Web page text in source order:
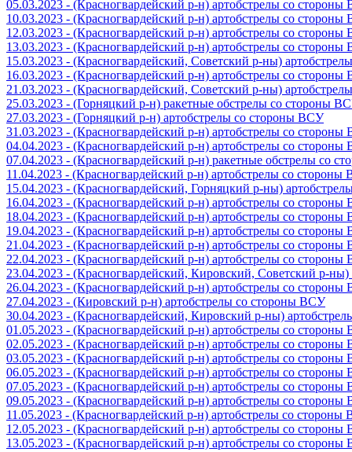
05.03.2023 - (Красногвардейский р-н) артобстрелы со
10.03.2023 - (Красногвардейский р-н) артобстрелы со
12.03.2023 - (Красногвардейский р-н) артобстрелы со
13.03.2023 - (Красногвардейский р-н) артобстрелы со
15.03.2023 - (Красногвардейский, Советский р-ны)
16.03.2023 - (Красногвардейский р-н) артобстрелы со
21.03.2023 - (Красногвардейский, Советский р-ны)
25.03.2023 - (Горняцкий р-н) ракетные обстрелы со стороны
27.03.2023 - (Горняцкий р-н) артобстрелы со стороны ВСУ
31.03.2023 - (Красногвардейский р-н) артобстрелы со
04.04.2023 - (Красногвардейский р-н) артобстрелы со
07.04.2023 - (Красногвардейский р-н) ракетные обстрелы со
11.04.2023 - (Красногвардейский р-н) артобстрелы со стороны
15.04.2023 - (Красногвардейский, Горняцкий р-ны)
16.04.2023 - (Красногвардейский р-н) артобстрелы со
18.04.2023 - (Красногвардейский р-н) артобстрелы со
19.04.2023 - (Красногвардейский р-н) артобстрелы со
21.04.2023 - (Красногвардейский р-н) артобстрелы со
22.04.2023 - (Красногвардейский р-н) артобстрелы со
23.04.2023 - (Красногвардейский, Кировский, Советский р-
26.04.2023 - (Красногвардейский р-н) артобстрелы со
27.04.2023 - (Кировский р-н) артобстрелы со стороны ВСУ
30.04.2023 - (Красногвардейский, Кировский р-ны)
01.05.2023 - (Красногвардейский р-н) артобстрелы со
02.05.2023 - (Красногвардейский р-н) артобстрелы со
03.05.2023 - (Красногвардейский р-н) артобстрелы со
06.05.2023 - (Красногвардейский р-н) артобстрелы со
07.05.2023 - (Красногвардейский р-н) артобстрелы со
09.05.2023 - (Красногвардейский р-н) артобстрелы со
11.05.2023 - (Красногвардейский р-н) артобстрелы со стороны
12.05.2023 - (Красногвардейский р-н) артобстрелы со
13.05.2023 - (Красногвардейский р-н) артобстрелы со